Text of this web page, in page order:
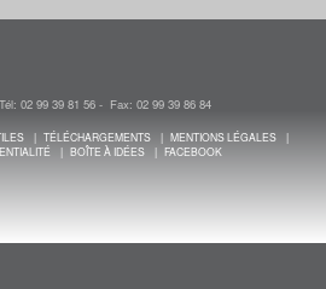
02 99 39 81 56 - Fax: 02 99 39 86 84
TÉLÉCHARGEMENTS
MENTIONS LÉGALES
BOÎTE À IDÉES FACEBOOK